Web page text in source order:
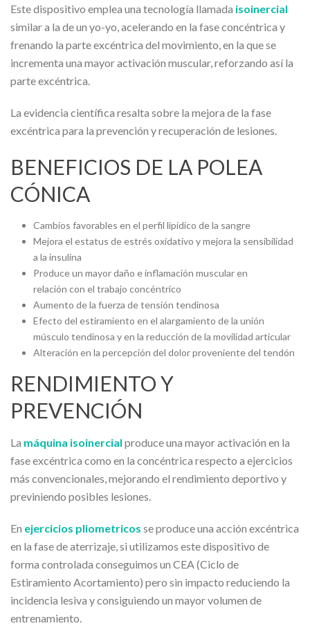
Este dispositivo emplea una tecnología llamada isoinercial
similar a la de un yo-yo, acelerando en la fase concéntrica y
frenando la parte excéntrica del movimiento, en la que se
incrementa una mayor activación muscular, reforzando así la
parte excéntrica.
La evidencia científica resalta sobre la mejora de la fase
excéntrica para la prevención y recuperación de lesiones.
BENEFICIOS DE LA POLEA
CÓNICA
Cambios favorables en el perfil lipídico de la sangre
Mejora el estatus de estrés oxidativo y mejora la sensibilidad
a la insulina
Produce un mayor daño e inflamación muscular en
relación con el trabajo concéntrico
Aumento de la fuerza de tensión tendinosa
Efecto del estiramiento en el alargamiento de la unión
músculo tendinosa y en la reducción de la movilidad articular
Alteración en la percepción del dolor proveniente del tendón
RENDIMIENTO Y
PREVENCIÓN
La máquina isoinercial produce una mayor activación en la
fase excéntrica como en la concéntrica respecto a ejercicios
más convencionales, mejorando el rendimiento deportivo y
previniendo posibles lesiones.
En ejercicios pliometricos se produce una acción excéntrica
en la fase de aterrizaje, si utilizamos este dispositivo de
forma controlada conseguimos un CEA (Ciclo de
Estiramiento Acortamiento) pero sin impacto reduciendo la
incidencia lesiva y consiguiendo un mayor volumen de
entrenamiento.